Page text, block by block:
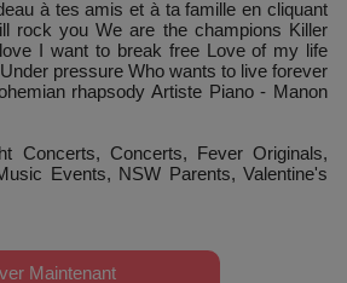
à tes amis et à ta famille en cliquant
rock you We are the champions Killer
I want to break free Love of my life
pressure Who wants to live forever
rhapsody Artiste Piano - Manon
Concerts, Concerts, Fever Originals,
Events, NSW Parents, Valentine's
Maintenant